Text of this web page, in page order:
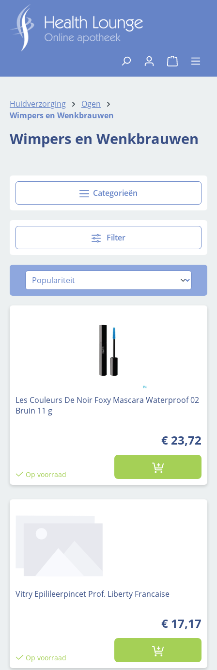
Ga naar de hoofdinhoud
{1}De
Huidverzorging
Ogen
Wimpers en Wenkbrauwen
Wimpers en Wenkbrauwen
Categorieën
Filter
Les Couleurs De Noir Foxy Mascara Waterproof 02
Bruin 11 g
€ 23,72
Op voorraad
Vitry Epilileerpincet Prof. Liberty Francaise
€ 17,17
Op voorraad